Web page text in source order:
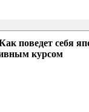
поведет себя
курсом